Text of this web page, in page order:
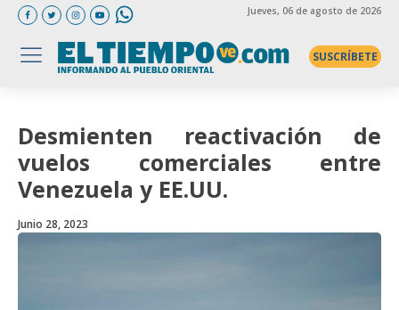
Jueves, 06 de agosto de 2026
SUSCRÍBETE
Desmienten reactivación de
vuelos comerciales entre
Venezuela y EE.UU.
Junio 28, 2023